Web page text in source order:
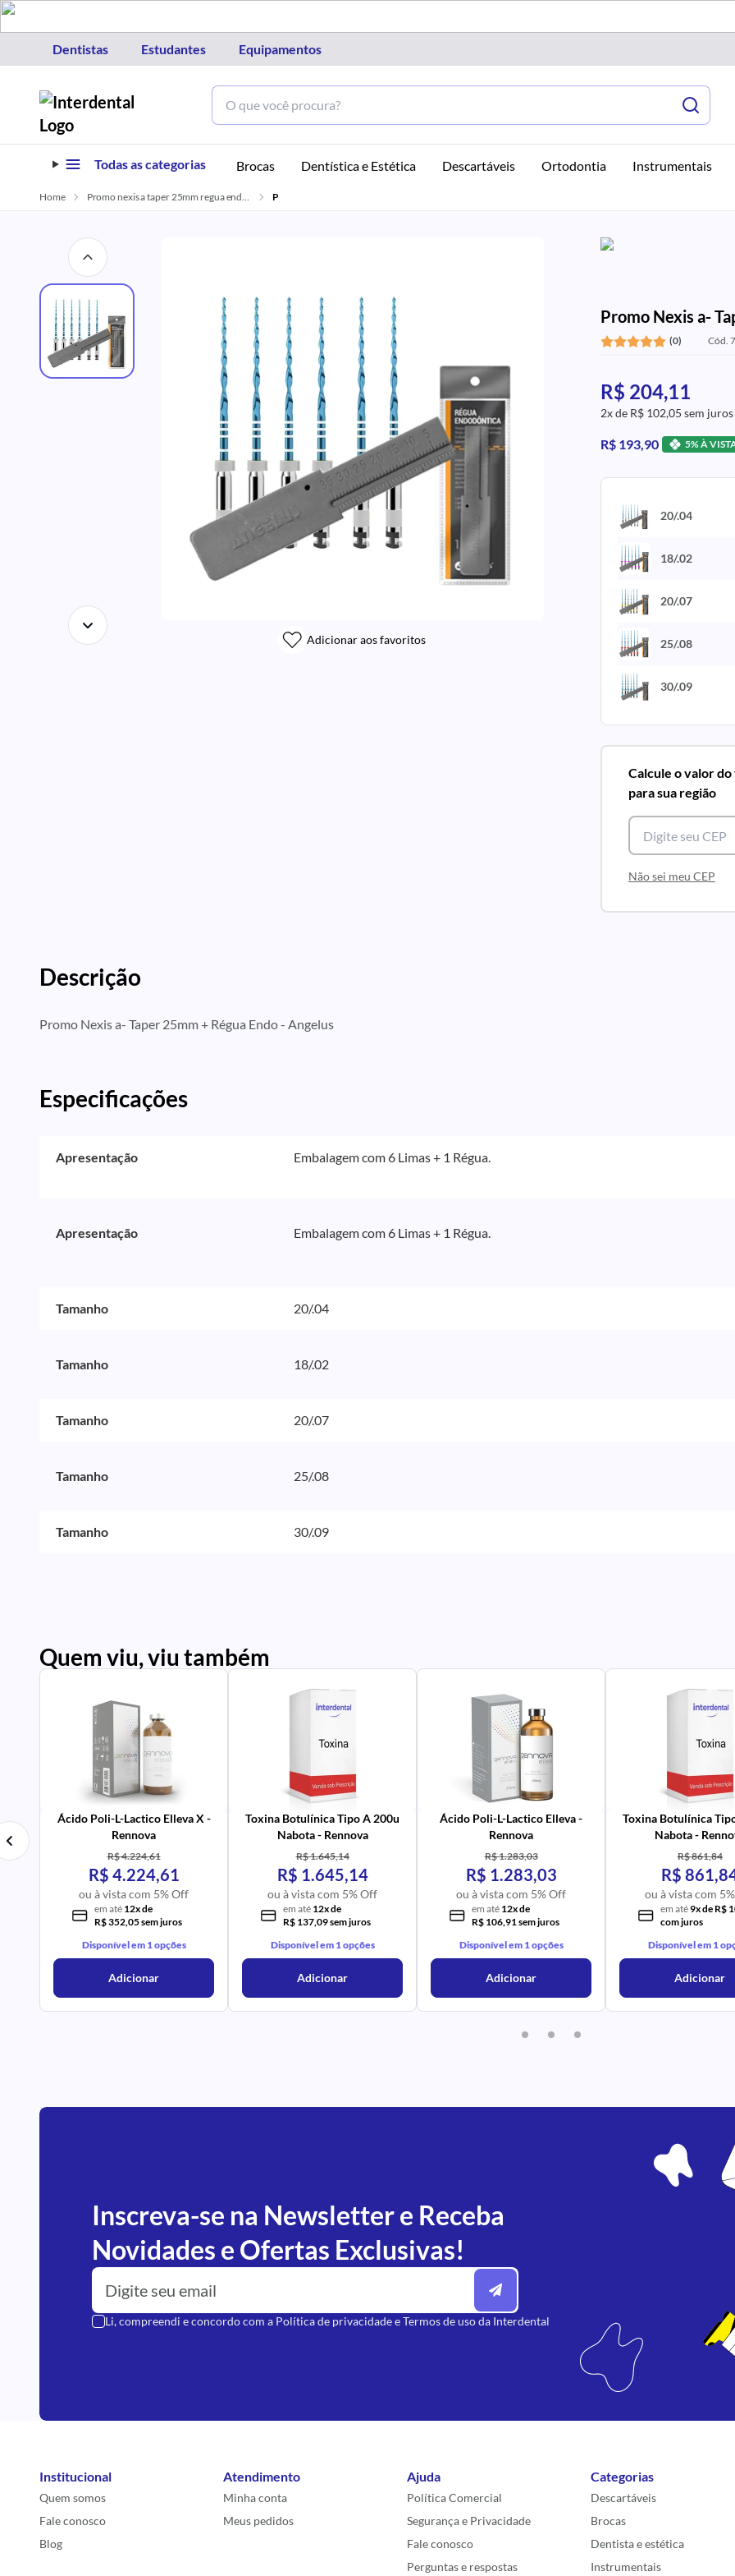
Dentistas Estudantes Equipamentos
Todas as categorias Brocas Dentística e Estética Descartáveis Ortodontia Instrumentais
Home
Promo nexis a taper 25mm regua endo angelus P
Adicionar aos favoritos
Promo Nexis a-
(0) Cód.
R$ 204,11
2x de R$ 102,05 sem juros
R$ 193,90 5% À
20/.04
18/.02
20/.07
25/.08
30/.09
Calcule o valor
para sua região
Não sei meu CEP
Descrição
Promo Nexis a- Taper 25mm + Régua Endo - Angelus
Especificações
Apresentação Embalagem com 6 Limas + 1 Régua.
Apresentação Embalagem com 6 Limas + 1 Régua.
Tamanho 20/.04
Tamanho 18/.02
Tamanho 20/.07
Tamanho 25/.08
Tamanho 30/.09
Quem viu, viu também
IM UR NA PR
Ácido Poli-L-Lactico Elleva X -
Rennova
R$ 4.224,61
R$ 4.224,61
ou à vista com 5% Off
em até 12x de
R$ 352,05 sem juros
Disponível em 1 opções
Adicionar
Toxina Botulínica Tipo A 200u
Nabota - Rennova
R$ 1.645,14
R$ 1.645,14
ou à vista com 5% Off
em até 12x de
R$ 137,09 sem juros
Disponível em 1 opções
Adicionar
NA PR
Ácido Poli-L-Lactico Elleva -
Rennova
R$ 1.283,03
R$ 1.283,03
ou à vista com 5% Off
em até 12x de
R$ 106,91 sem juros
Disponível em 1 opções
Adicionar
IM UR NA
Toxina Botulínica
Nabota -
R$ 861,84
R$
ou à vista com
em até9x de R$
com juros
Disponível em 1
Adicionar
Inscreva-se na Newsletter e Receba
Novidades e Ofertas Exclusivas!
Li, compreendi e concordo com a Política de privacidadeeTermos de usoda Interdental
Institucional
Quem somos
Fale conosco
Blog
Atendimento
Minha conta
Meus pedidos
Ajuda
Política Comercial
Segurança e Privacidade
Fale conosco
Perguntas e respostas
Categorias
Descartáveis
Brocas
Dentista e estética
Instrumentais